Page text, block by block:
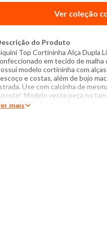
Ver coleção
do Produto
Top Cortininha Alça Dupla
em tecido de malha
modelo cortininha com
e costas, além de bojo
Use com calcinha de
Modelo veste peça no
1,77m Busto: 90cm Cintura:
mais